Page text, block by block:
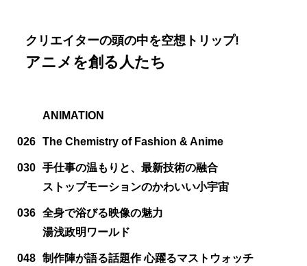
クリエイターの頭の中を空想トリップ!
アニメを創る人たち
ANIMATION
026 The Chemistry of Fashion & Anime
030 手仕事の温もりと、最新技術の融合
ストップモーションのかわいい小宇宙
036 全身で浴びる映像の魅力
湯浅政明ワールド
048 制作陣が語る話題作 心躍るマストウォッチ